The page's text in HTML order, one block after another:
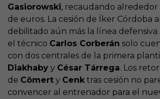
Gasiorowski, recaudando
de euros. La cesión de Íker Córdoba
debilitado aún más la línea defensiva
el técnico Carlos Corberán solo
con dos centrales de la primera
Diakhaby y César Tárrega. Los
de Cömert y Cenk tras cesión no
convencer al entrenador para el